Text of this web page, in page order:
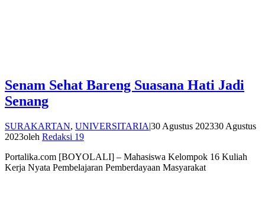
Senam Sehat Bareng Suasana Hati Jadi
Senang
SURAKARTAN, UNIVERSITARIA|30 Agustus 202330 Agustus
2023oleh Redaksi 19
Portalika.com [BOYOLALI] – Mahasiswa Kelompok 16 Kuliah
Kerja Nyata Pembelajaran Pemberdayaan Masyarakat